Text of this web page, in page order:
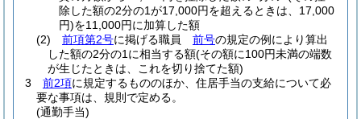
除した額の2分の1が17,000円を超えるときは、17,000
円)を11,000円に加算した額
(2)
前項第2号に掲げる職員 前号の規定の例により算出
した額の2分の1に相当する額(その額に100円未満の端数
が生じたときは、これを切り捨てた額)
3
前2項に規定するもののほか、住居手当の支給について必
要な事項は、規則で定める。
(通勤手当)